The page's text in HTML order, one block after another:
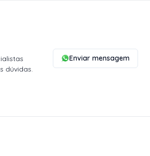
dúvidas.
Enviar mensagem